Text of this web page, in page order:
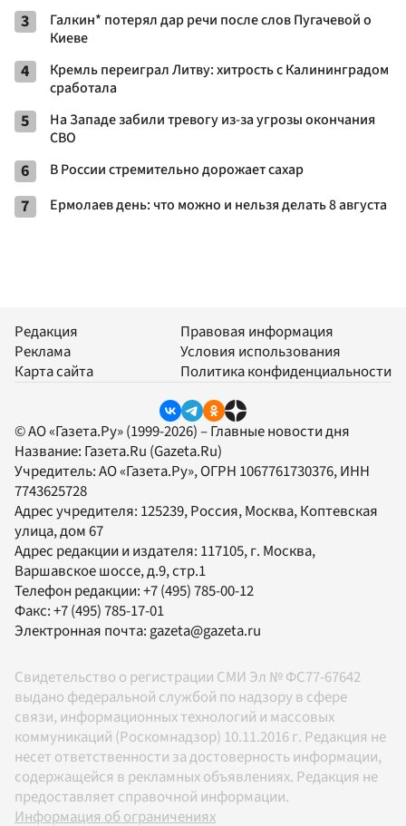
3
Галкин* потерял дар речи после слов Пугачевой о
Киеве
4
Кремль переиграл Литву: хитрость с Калининградом
сработала
5
На Западе забили тревогу из-за угрозы окончания
СВО
6 В России стремительно дорожает сахар
7 Ермолаев день: что можно и нельзя делать 8 августа
Редакция
Реклама
Карта сайта
Правовая информация
Условия использования
Политика конфиденциальности
© АО «Газета.Ру» (1999-2026) – Главные новости дня
Название: Газета.Ru (Gazeta.Ru)
Учредитель:АО «Газета.Ру», ОГРН 1067761730376, ИНН
7743625728
Адрес учредителя: 125239, Россия, Москва, Коптевская
улица, дом 67
Адрес редакции и издателя: 117105, г. Москва,
Варшавское шоссе, д.9, стр.1
Телефон редакции:+7 (495) 785-00-12
Факс:+7 (495) 785-17-01
Электронная почта: gazeta@gazeta.ru
Свидетельство о регистрации СМИ Эл № ФС77-67642
выдано федеральной службой по надзору в сфере
связи, информационных технологий и массовых
коммуникаций (Роскомнадзор) 10.11.2016 г. Редакция не
несет ответственности за достоверность информации,
содержащейся в рекламных объявлениях. Редакция не
предоставляет справочной информации.
Информация об ограничениях